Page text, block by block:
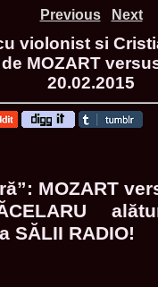
Previous Next
violonist si
MOZART
20.02.2015
MOZART
SĂLII RADIO!